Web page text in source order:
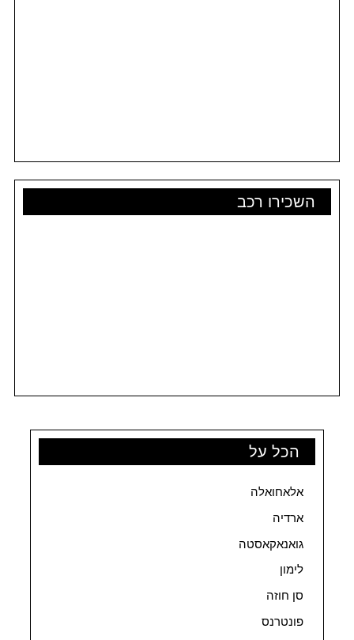
השכירו רכב
הכל על
אלאחואלה
ארדיה
גואנאקאסטה
לימון
סן חוזה
פונטרנס